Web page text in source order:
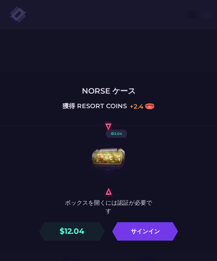
NORSE ケース
獲得 RESORT COINS +2.4
$12.04
$12.04 サインイン
ボックスを開くには認証が必要で
す